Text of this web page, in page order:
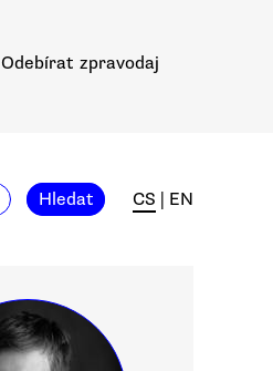
Odebírat zpravodaj
Hledat CS EN